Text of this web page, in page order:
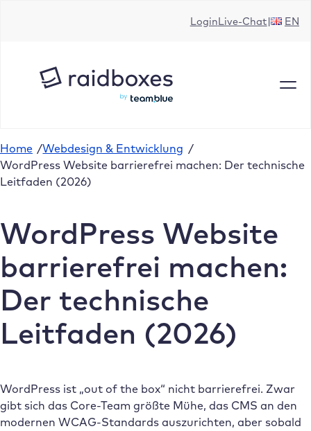
LoginLive-Chat EN
Home /Webdesign & Entwicklung /
WordPress Website barrierefrei machen: Der technische
Leitfaden (2026)
WordPress Website
barrierefrei machen:
Der technische
Leitfaden (2026)
WordPress ist „out of the box“ nicht barrierefrei. Zwar
gibt sich das Core-Team größte Mühe, das CMS an den
modernen WCAG-Standards auszurichten, aber sobald